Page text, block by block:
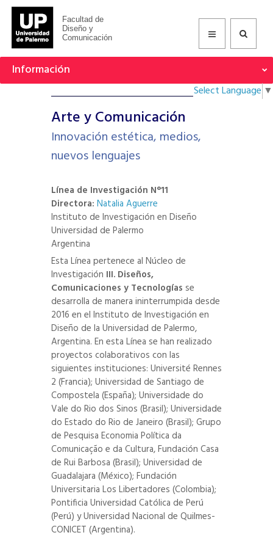
Facultad de
Diseño y
Comunicación
Información
Select Language ▼
Arte y Comunicación
Innovación estética, medios,
nuevos lenguajes
Línea de Investigación N°11
Directora: Natalia Aguerre
Instituto de Investigación en Diseño
Universidad de Palermo
Argentina
Esta Línea pertenece al Núcleo de
Investigación III. Diseños,
Comunicaciones y Tecnologías se
desarrolla de manera ininterrumpida desde
2016 en el Instituto de Investigación en
Diseño de la Universidad de Palermo,
Argentina. En esta Línea se han realizado
proyectos colaborativos con las
siguientes instituciones: Université Rennes
2 (Francia); Universidad de Santiago de
Compostela (España); Universidade do
Vale do Rio dos Sinos (Brasil); Universidade
do Estado do Rio de Janeiro (Brasil); Grupo
de Pesquisa Economia Política da
Comunicação e da Cultura, Fundación Casa
de Rui Barbosa (Brasil); Universidad de
Guadalajara (México); Fundación
Universitaria Los Libertadores (Colombia);
Pontificia Universidad Católica de Perú
(Perú) y Universidad Nacional de Quilmes-
CONICET (Argentina).